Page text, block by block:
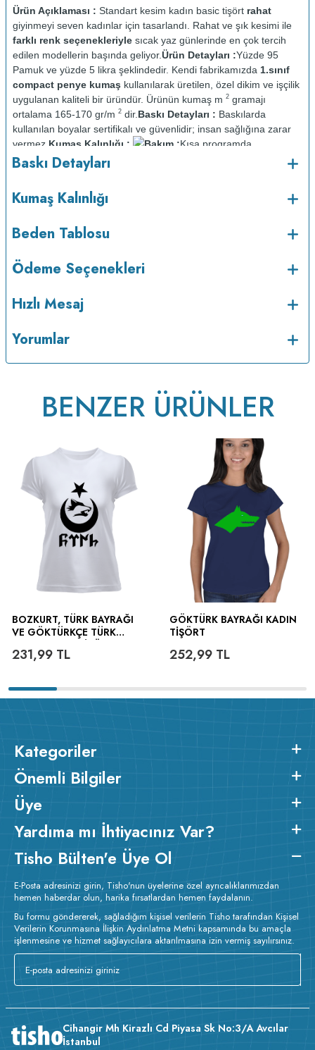
Ürün Açıklaması : Standart kesim kadın basic tişört rahat
giyinmeyi seven kadınlar için tasarlandı. Rahat ve şık kesimi ile
farklı renk seçenekleriyle sıcak yaz günlerinde en çok tercih
edilen modellerin başında geliyor.Ürün Detayları :Yüzde 95
Pamuk ve yüzde 5 likra şeklindedir. Kendi fabrikamızda 1.sınıf
compact penye kumaş kullanılarak üretilen, özel dikim ve işçilik
uygulanan kaliteli bir üründür. Ürünün kumaş m 2 gramajı
ortalama 165-170 gr/m 2 dir. Baskı Detayları : Baskılarda
kullanılan boyalar sertifikalı ve güvenlidir; insan sağlığına zarar
vermez. Kumaş Kalınlığı : Bakım :Kısa programda
maksimum 30 C sıcaklıkta ve tersten yıkanır.
Kurutma makinesinde kurutulmaz. Orta ısıda ve tersten
Baskı Detayları
Kumaş Kalınlığı
Beden Tablosu
Ödeme Seçenekleri
Hızlı Mesaj
Yorumlar
BENZER ÜRÜNLER
BOZKURT, TÜRK BAYRAĞI
VE GÖKTÜRKÇE TÜRK
231,99 TL
GÖKTÜRK BAYRAĞI KADIN
TIŞÖRT
252,99TL
Kategoriler
Önemli Bilgiler
Üye
Yardıma mı İhtiyacınız Var?
Tisho Bülten'e Üye Ol
E-Posta adresinizi girin, Tisho'nun üyelerine özel ayrıcalıklarımızdan
hemen haberdar olun, harika fırsatlardan hemen faydalanın.
Bu formu göndererek, sağladığım kişisel verilerin Tisho tarafından Kişisel
Verilerin Korunmasına İlişkin Aydınlatma Metni kapsamında bu amaçla
işlenmesine ve hizmet sağlayıcılara aktarılmasına izin vermiş sayılırsınız.
Cihangir Mh Kirazlı Cd Piyasa Sk No:3/A Avcılar
İstanbul